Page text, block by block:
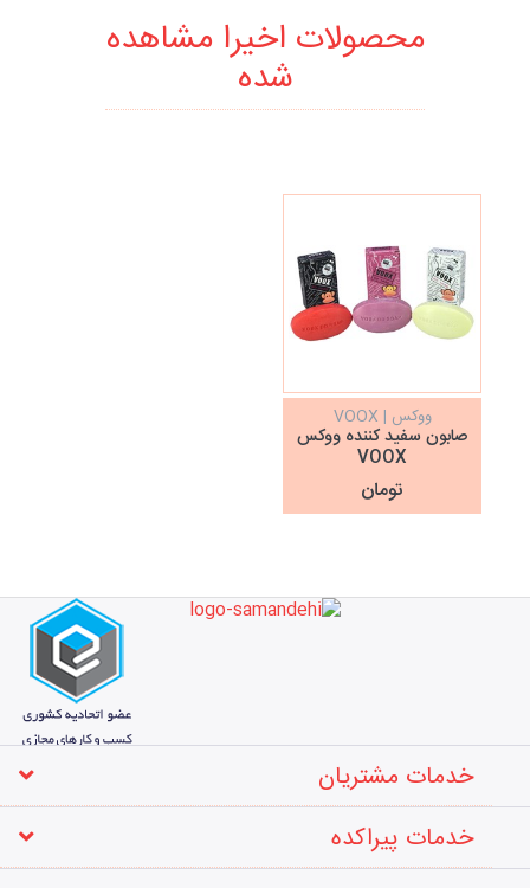
محصولات اخیرا مشاهده
شده
ووکس | VOOX
صابون سفید کننده ووکس
VOOX
تومان
خدمات مشتریان
خدمات پیراکده